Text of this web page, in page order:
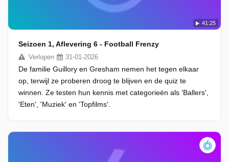
41:25
Seizoen 1, Aflevering 6 - Football Frenzy
Verlopen 31-01-2026
De familie Guillory en Gresham nemen het tegen elkaar
op, terwijl ze proberen droog te blijven en de quiz te
winnen. Ze testen hun kennis met categorieën als 'Ballers',
'Eten', 'Muziek' en 'Topfilms'.